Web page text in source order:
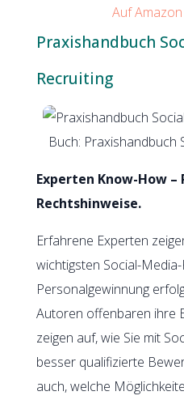
Auf
Praxishandbuch
Recruiting
Buch: Praxishandbuch
Experten Know-How –
Rechtshinweise.
Erfahrene Experten
wichtigsten Social-
Personalgewinnung
Autoren offenbaren ihre
zeigen auf, wie Sie mit
besser qualifizierte
auch, welche